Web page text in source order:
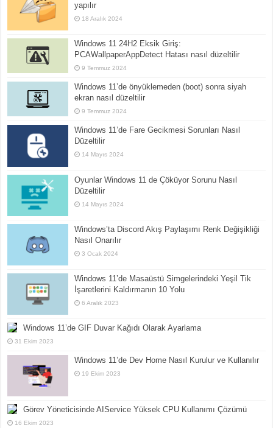
yapılır
18 Aralık 2024
Windows 11 24H2 Eksik Giriş:
PCAWallpaperAppDetect Hatası nasıl düzeltilir
9 Temmuz 2024
Windows 11’de önyüklemeden (boot) sonra siyah
ekran nasıl düzeltilir
9 Temmuz 2024
Windows 11’de Fare Gecikmesi Sorunları Nasıl
Düzeltilir
14 Mayıs 2024
Oyunlar Windows 11 de Çöküyor Sorunu Nasıl
Düzeltilir
14 Mayıs 2024
Windows’ta Discord Akış Paylaşımı Renk Değişikliği
Nasıl Onarılır
3 Ocak 2024
Windows 11’de Masaüstü Simgelerindeki Yeşil Tik
İşaretlerini Kaldırmanın 10 Yolu
6 Aralık 2023
Windows 11’de GIF Duvar Kağıdı Olarak Ayarlama
31 Ekim 2023
Windows 11’de Dev Home Nasıl Kurulur ve Kullanılır
19 Ekim 2023
Görev Yöneticisinde AIService Yüksek CPU Kullanımı Çözümü
16 Ekim 2023